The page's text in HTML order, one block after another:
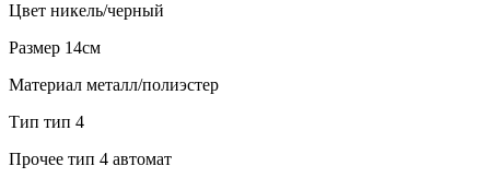
Цвет никель/черный
Размер 14см
Материал металл/полиэстер
Тип тип 4
Прочее тип 4 автомат